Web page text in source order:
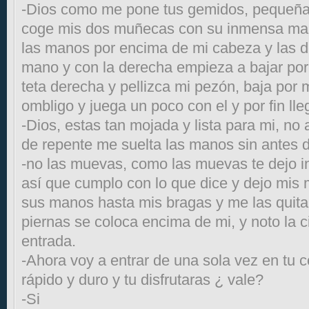
-Dios como me pone tus gemidos,
coge mis dos muñecas con su inmensa
las manos por encima de mi cabeza y las
mano y con la derecha empieza a bajar
teta derecha y pellizca mi pezón, baja por
ombligo y juega un poco con el y por fin
-Dios, estas tan mojada y lista para mi, no
de repente me suelta las manos sin antes
-no las muevas, como las muevas te dejo
así que cumplo con lo que dice y dejo mis
sus manos hasta mis bragas y me las
piernas se coloca encima de mi, y noto la
entrada.
-Ahora voy a entrar de una sola vez en tu
rápido y duro y tu disfrutaras ¿ vale?
-Si